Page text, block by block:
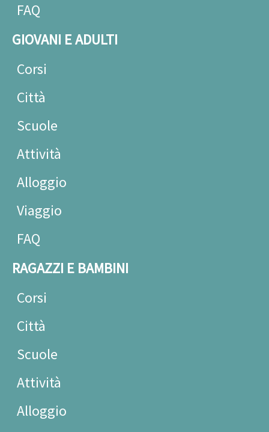
FAQ
GIOVANI E ADULTI
Corsi
Città
Scuole
Attività
Alloggio
Viaggio
FAQ
RAGAZZI E BAMBINI
Corsi
Città
Scuole
Attività
Alloggio